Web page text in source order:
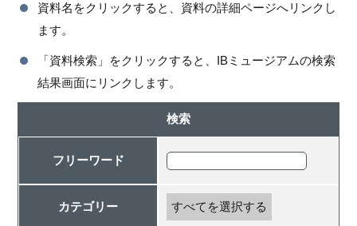
資料名をクリックすると、資料の詳細ページへリンクし
ます。
「資料検索」をクリックすると、IBミュージアムの検索
結果画面にリンクします。
検索
フリーワード
カテゴリー すべてを選択する